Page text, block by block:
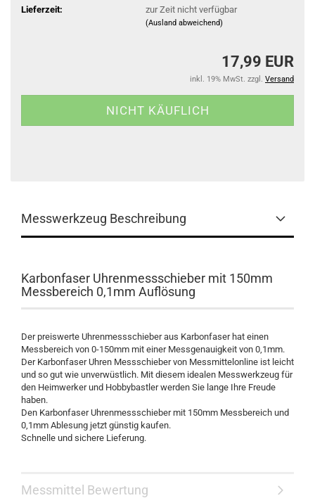
Lieferzeit:
zur Zeit nicht verfügbar
(Ausland abweichend)
17,99 EUR
inkl. 19% MwSt. zzgl. Versand
Messwerkzeug Beschreibung
Karbonfaser Uhrenmessschieber mit 150mm
Messbereich 0,1mm Auflösung
Der preiswerte Uhrenmessschieber aus Karbonfaser hat einen
Messbereich von 0-150mm mit einer Messgenauigkeit von 0,1mm.
Der Karbonfaser Uhren Messschieber von Messmittelonline ist leicht
und so gut wie unverwüstlich. Mit diesem idealen Messwerkzeug für
den Heimwerker und Hobbybastler werden Sie lange Ihre Freude
haben.
Den Karbonfaser Uhrenmessschieber mit 150mm Messbereich und
0,1mm Ablesung jetzt günstig kaufen.
Schnelle und sichere Lieferung.
Messmittel Bewertung